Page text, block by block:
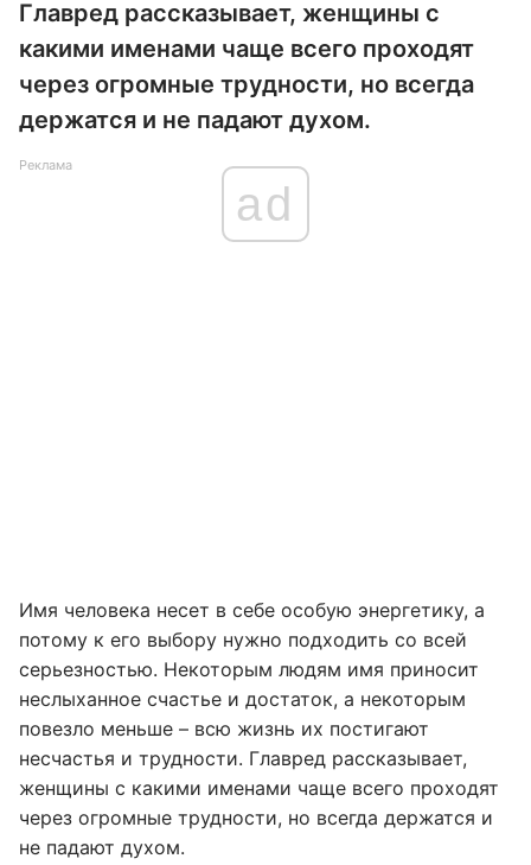
Главред рассказывает, женщины с
какими именами чаще всего проходят
через огромные трудности, но всегда
держатся и не падают духом.
Реклама
ad
Имя человека несет в себе особую энергетику, а
потому к его выбору нужно подходить со всей
серьезностью. Некоторым людям имя приносит
неслыханное счастье и достаток, а некоторым
повезло меньше – всю жизнь их постигают
несчастья и трудности. Главред рассказывает,
женщины с какими именами чаще всего проходят
через огромные трудности, но всегда держатся и
не падают духом.